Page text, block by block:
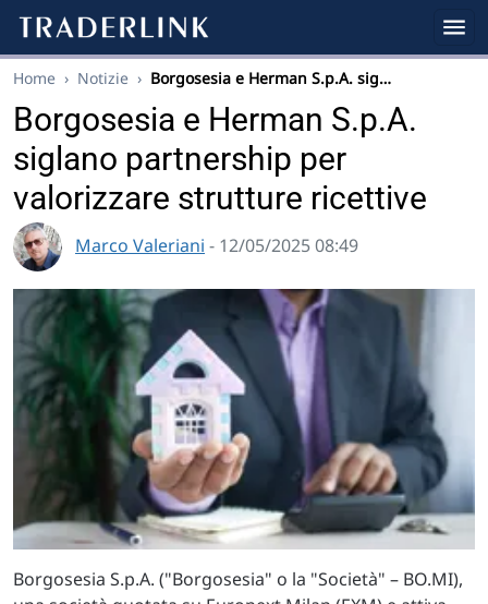
Home › Notizie › Borgosesia e Herman S.p.A. sig…
Borgosesia e Herman S.p.A.
siglano partnership per
valorizzare strutture ricettive
Marco Valeriani - 12/05/2025 08:49
Borgosesia S.p.A. ("Borgosesia" o la "Società" – BO.MI),